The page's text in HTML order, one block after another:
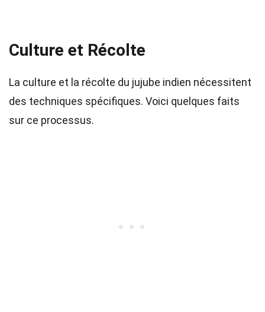
Culture et Récolte
La culture et la récolte du jujube indien nécessitent
des techniques spécifiques. Voici quelques faits
sur ce processus.